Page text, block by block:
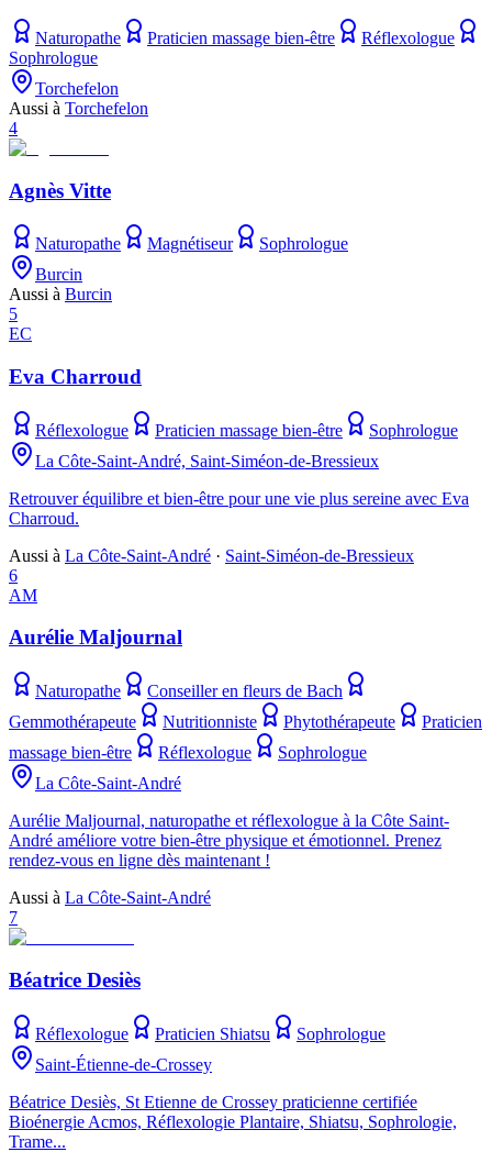
Naturopathe Praticien massage bien-être
Réflexologue
Sophrologue
Torchefelon
Aussi à Torchefelon
4
Agnès Vitte
Naturopathe Magnétiseur
Sophrologue
Burcin
Aussi à Burcin
5
EC
Eva Charroud
Réflexologue Praticien massage bien-être
Sophrologue
La Côte-Saint-André, Saint-Siméon-de-Bressieux
Retrouver équilibre et bien-être pour une vie plus sereine avec Eva
Charroud.
Aussi à La Côte-Saint-André · Saint-Siméon-de-Bressieux
6
AM
Aurélie Maljournal
Naturopathe
Conseiller en fleurs de Bach
Gemmothérapeute
Nutritionniste Phytothérapeute
Praticien
massage bien-être
Réflexologue
Sophrologue
La Côte-Saint-André
Aurélie Maljournal, naturopathe et réflexologue à la Côte Saint-
André améliore votre bien-être physique et émotionnel. Prenez
rendez-vous en ligne dès maintenant !
Aussi à La Côte-Saint-André
7
Béatrice Desiès
Réflexologue Praticien Shiatsu
Sophrologue
Saint-Étienne-de-Crossey
Béatrice Desiès, St Etienne de Crossey praticienne certifiée
Bioénergie Acmos, Réflexologie Plantaire, Shiatsu, Sophrologie,
Trame...